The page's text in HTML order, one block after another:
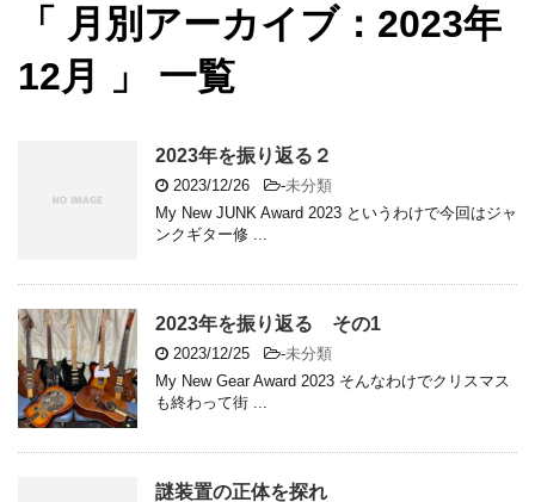
「 月別アーカイブ：2023年
12月 」 一覧
2023年を振り返る２
2023/12/26 -未分類
My New JUNK Award 2023 というわけで今回はジャ
ンクギター修 ...
2023年を振り返る その1
2023/12/25 -未分類
My New Gear Award 2023 そんなわけでクリスマス
も終わって街 ...
謎装置の正体を探れ